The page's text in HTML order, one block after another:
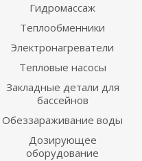
Гидромассаж
Теплообменники
Электронагреватели
Тепловые насосы
Закладные детали для
бассейнов
Обеззараживание воды
Дозирующее
оборудование